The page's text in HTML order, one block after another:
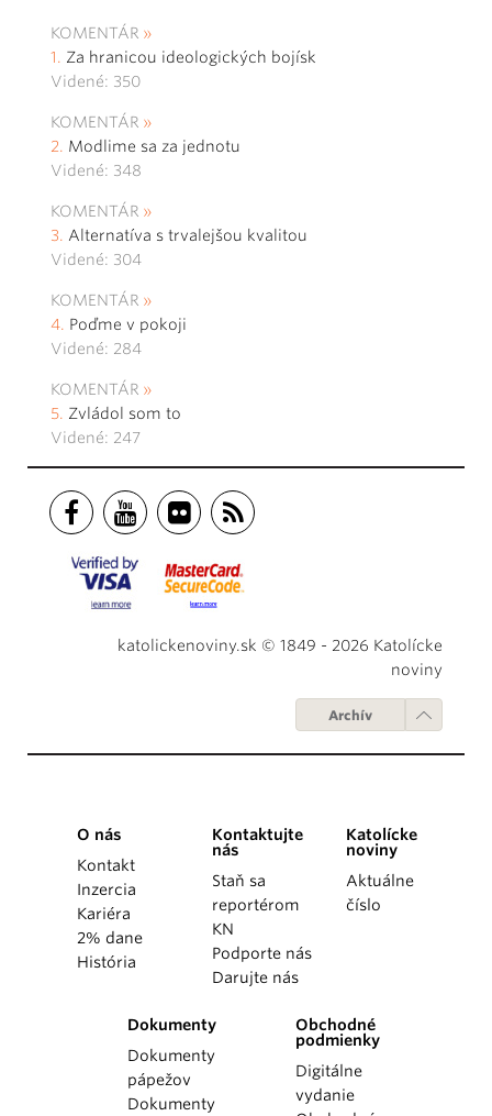
KOMENTÁR
Za hranicou ideologických bojísk
Videné: 350
KOMENTÁR
Modlime sa za jednotu
Videné: 348
KOMENTÁR
Alternatíva s trvalejšou kvalitou
Videné: 304
KOMENTÁR
Poďme v pokoji
Videné: 284
KOMENTÁR
Zvládol som to
Videné: 247
katolickenoviny.sk © 1849 - 2026 Katolícke
noviny
Archív
O nás
Kontakt
Inzercia
Kariéra
2% dane
História
Kontaktujte
nás
Staň sa
reportérom
KN
Podporte nás
Darujte nás
Katolícke
noviny
Aktuálne
číslo
Dokumenty
Dokumenty
pápežov
Dokumenty
Obchodné
podmienky
Digitálne
vydanie